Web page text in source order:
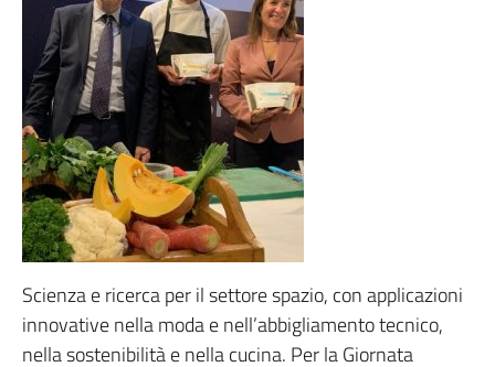
Scienza e ricerca per il settore spazio, con applicazioni
innovative nella moda e nell’abbigliamento tecnico,
nella sostenibilità e nella cucina. Per la Giornata